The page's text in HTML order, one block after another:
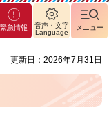
緊急情報
音声・文字
Language
メニュー
更新日：2026年7月31日